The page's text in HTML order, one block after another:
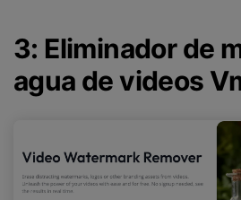
3: Eliminador de
agua de videos